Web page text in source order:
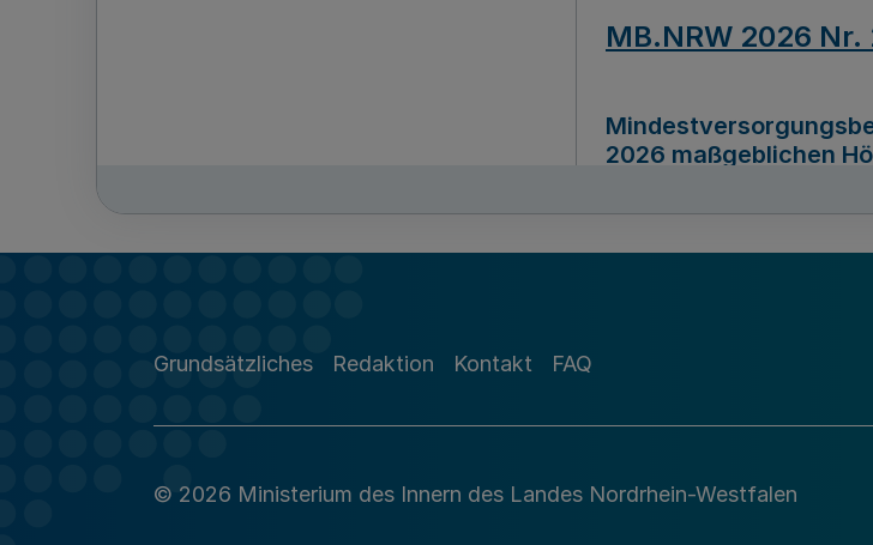
MB.NRW 2026 Nr.
2026 maßgeblichen
Richtlinie zur
Grundsätzliches Redaktion Kontakt FAQ
© 2026 Ministerium des Innern des Landes Nordrhein-Westfalen